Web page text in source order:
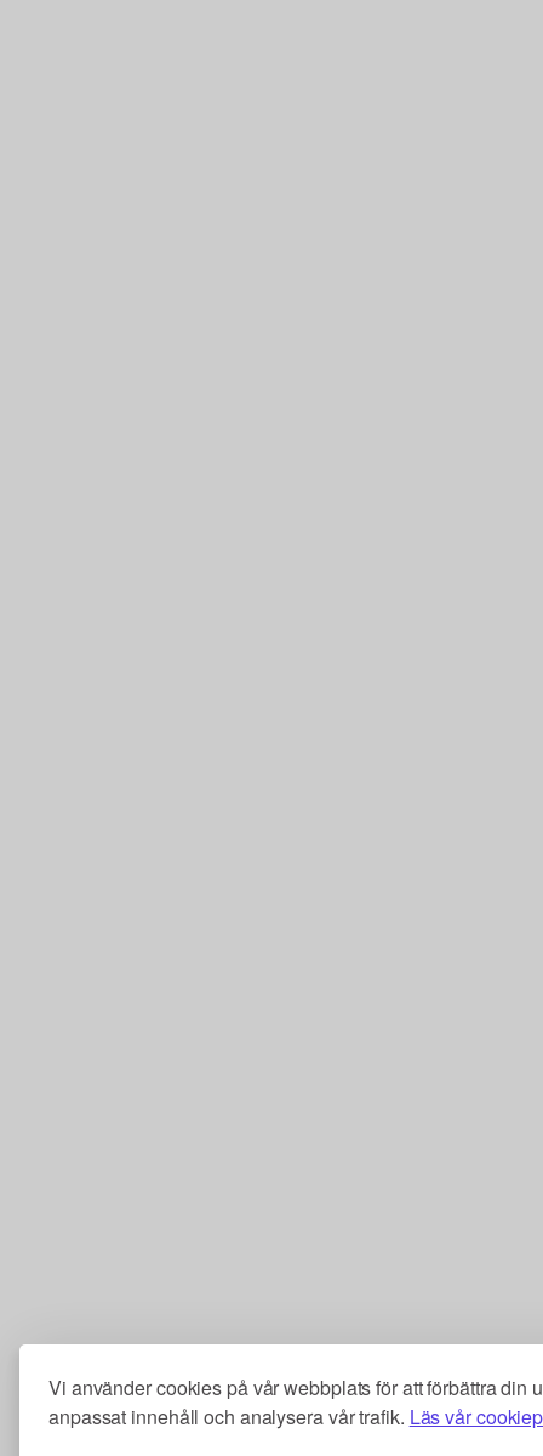
Vi använder cookies på vår webbplats för att förbättra din
anpassat innehåll och analysera vår trafik. Läs vår